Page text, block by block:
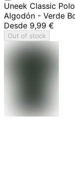
Uneek Classic
Algodón - Verde
Desde 9,99 €
Out of stock